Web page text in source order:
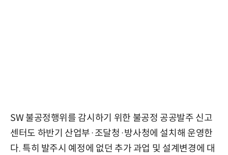
SW 불공정행위를 감시하기 위한 불공정 공공발주 신고
센터도 하반기 산업부·조달청·방사청에 설치해 운영한
다. 특히 발주시 예정에 없던 추가 과업 및 설계변경에 대